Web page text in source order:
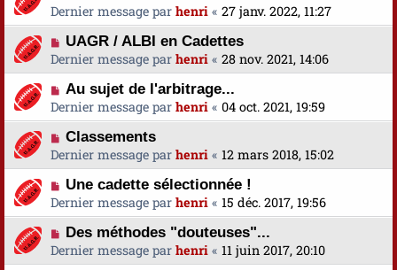
Dernier message par henri « 27 janv. 2022, 11:27
UAGR / ALBI en Cadettes
Dernier message par henri « 28 nov. 2021, 14:06
Au sujet de l'arbitrage...
Dernier message par henri « 04 oct. 2021, 19:59
Classements
Dernier message par henri « 12 mars 2018, 15:02
Une cadette sélectionnée !
Dernier message par henri « 15 déc. 2017, 19:56
Des méthodes "douteuses"...
Dernier message par henri « 11 juin 2017, 20:10